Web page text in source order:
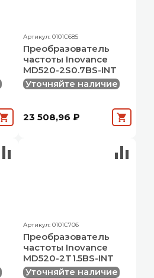
Артикул: 0101C685
Преобразователь
частоты Inovance
MD520-2S0.7BS-INT
Уточняйте наличие
23 508,96 ₽
Артикул: 0101C706
Преобразователь
частоты Inovance
MD520-2T1.5BS-INT
Уточняйте наличие